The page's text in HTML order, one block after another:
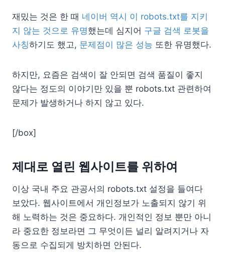
재밌는 것은 한 때 네이버 역시 이 robots.txt를 지키
지 않는 것으로 유명했는데 심지어 구글 검색 로봇을
사칭하기도 했고, 문제점이 많은 성능 또한 유명했다.
하지만, 요즘은 검색이 잘 안되면 검색 품질이 좋지
않다는 정도의 이야기만 있을 뿐 robots.txt 관련하여
문제가 발생하거나 하지 않고 있다.
[/box]
제대로 열린 웹사이트를 위하여
이상 국내 주요 관공서의 robots.txt 설정을 들여다
보았다. 웹사이트에서 개인정보가 노출되지 않기 위
해 노력하는 것은 중요하다. 개인적인 정보 뿐만 아니
라 중요한 정보라면 그 무엇이든 널리 알려지거나 자
동으로 수집되게 방치하면 안된다.